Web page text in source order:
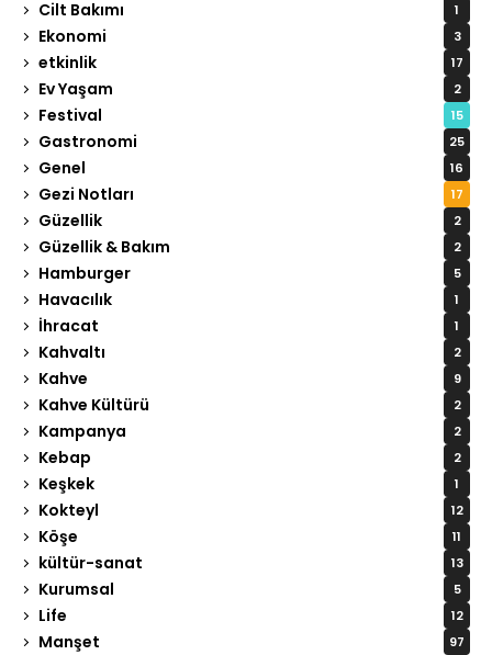
Cilt Bakımı 1
Ekonomi 3
etkinlik 17
Ev Yaşam 2
Festival 15
Gastronomi 25
Genel 16
Gezi Notları 17
Güzellik 2
Güzellik & Bakım 2
Hamburger 5
Havacılık 1
İhracat 1
Kahvaltı 2
Kahve 9
Kahve Kültürü 2
Kampanya 2
Kebap 2
Keşkek 1
Kokteyl 12
Köşe 11
kültür-sanat 13
Kurumsal 5
Life 12
Manşet 97